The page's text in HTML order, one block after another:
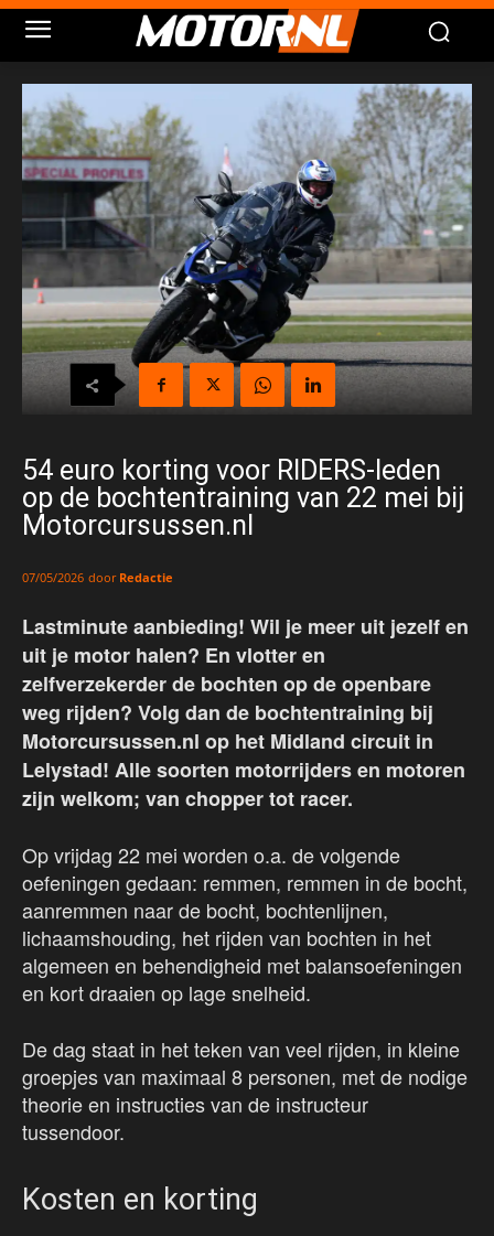
54 euro korting voor RIDERS-leden
op de bochtentraining van 22 mei bij
Motorcursussen.nl
07/05/2026 door Redactie
Lastminute aanbieding! Wil je meer uit jezelf en
uit je motor halen? En vlotter en
zelfverzekerder de bochten op de openbare
weg rijden? Volg dan de bochtentraining bij
Motorcursussen.nl op het Midland circuit in
Lelystad! Alle soorten motorrijders en motoren
zijn welkom; van chopper tot racer.
Op vrijdag 22 mei worden o.a. de volgende
oefeningen gedaan: remmen, remmen in de bocht,
aanremmen naar de bocht, bochtenlijnen,
lichaamshouding, het rijden van bochten in het
algemeen en behendigheid met balansoefeningen
en kort draaien op lage snelheid.
De dag staat in het teken van veel rijden, in kleine
groepjes van maximaal 8 personen, met de nodige
theorie en instructies van de instructeur
tussendoor.
Kosten en korting